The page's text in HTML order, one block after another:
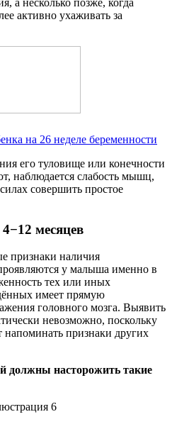
активно ухаживать за
на 26 неделе беременности
его туловище или конечности
наблюдается слабость мышц,
совершить простое
месяцев
признаки наличия
у малыша именно в
тех или иных
имеет прямую
головного мозга. Выявить
невозможно, поскольку
напоминать признаки других
должны насторожить такие